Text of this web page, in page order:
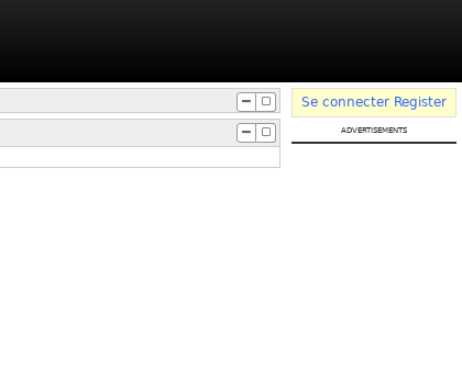
Se connecter Register
advertisements